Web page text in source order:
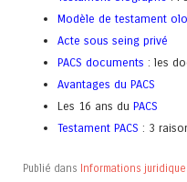
Modèle de testament
Acte sous seing privé
PACS documents : les
Avantages du PACS
Les 16 ans duPACS
Testament PACS : 3
Publié dans Informations